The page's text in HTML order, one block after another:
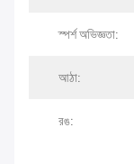
স্পর্শ অভিজ্ঞতা:
আঠা:
রঙ: